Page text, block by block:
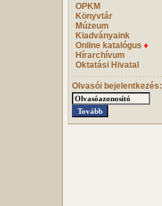
OPKM
Könyvtár
Múzeum
Kiadványaink
Online katalógus ♦
Hírarchívum
Oktatási Hivatal
Olvasói bejelentkezés: